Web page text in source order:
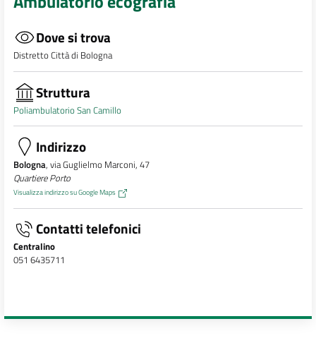
Dove si trova
Distretto Città di Bologna
Struttura
Poliambulatorio San Camillo
Indirizzo
Bologna, via Guglielmo Marconi, 47
Quartiere Porto
Visualizza indirizzo su Google Maps
Contatti telefonici
Centralino
051 6435711